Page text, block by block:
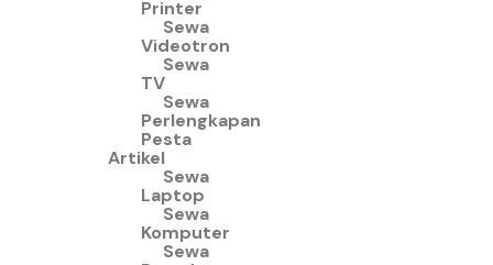
Printer
Sewa
Videotron
Sewa
TV
Sewa
Perlengkapan
Pesta
Artikel
Sewa
Laptop
Sewa
Komputer
Sewa